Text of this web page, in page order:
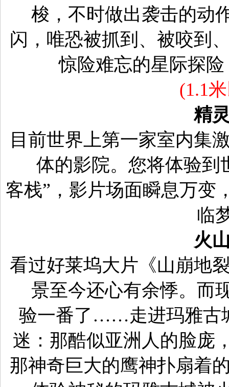
梭，不时做出袭击的动
闪，唯恐被抓到、被咬到
惊险难忘的星际探
(1.1
精
目前世界上第一家室内集
体的影院。您将体验到
客栈”，影片场面瞬息万变
临
火
看过好莱坞大片《山崩地
景至今还心有余悸。而
验一番了 ……走进玛雅古
迷：那酷似亚洲人的脸庞
那神奇巨大的鹰神扑扇着